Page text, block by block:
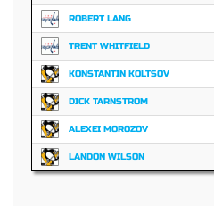
ROBERT LANG
TRENT WHITFIELD
KONSTANTIN KOLTSOV
DICK TARNSTROM
ALEXEI MOROZOV
LANDON WILSON